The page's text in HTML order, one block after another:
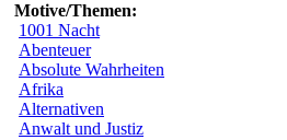
Motive/Themen:
1001 Nacht
Abenteuer
Absolute Wahrheiten
Afrika
Alternativen
Anwalt und Justiz